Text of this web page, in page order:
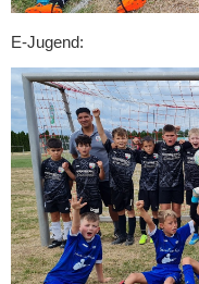
E-Jugend: